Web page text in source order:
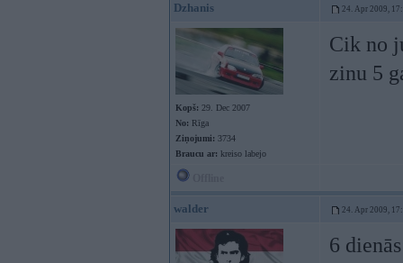
Dzhanis 24. Apr 2009,
Kopš: 29. Dec 2007
No: Rīga
Ziņojumi: 3734
Braucu ar: kreiso labejo
Cik no
zinu 5
walder 24. Apr 2009,
6